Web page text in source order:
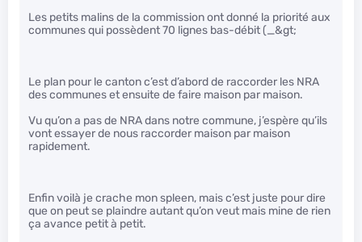
Les petits malins de la commission ont donné la priorité aux
communes qui possèdent 70 lignes bas-débit (_&gt;
Le plan pour le canton c’est d’abord de raccorder les NRA
des communes et ensuite de faire maison par maison.
Vu qu’on a pas de NRA dans notre commune, j’espère qu’ils
vont essayer de nous raccorder maison par maison
rapidement.
Enfin voilà je crache mon spleen, mais c’est juste pour dire
que on peut se plaindre autant qu’on veut mais mine de rien
ça avance petit à petit.